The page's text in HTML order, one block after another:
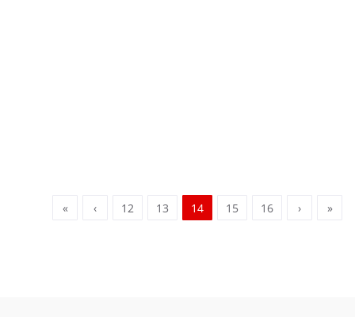
« ‹ 12 13 14 15 16 › »